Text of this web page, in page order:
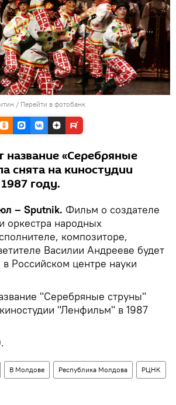
/ Перейти в фотобанк
название «Серебряные
снята на киностудии
году.
– Sputnik. Фильм о создателе
оркестра народных
композиторе,
Василии Андрееве будет
Российском центре науки
"Серебряные струны"
"Ленфильм" в 1987
В Молдове Республика Молдова РЦНК